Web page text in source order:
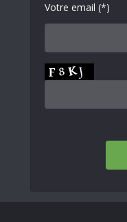
Votre email (*)